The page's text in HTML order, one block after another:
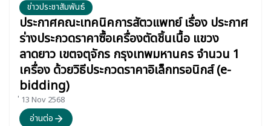
ข่าวประชาสัมพันธ์
ประกาศคณะเทคนิคการสัตวแพทย์ เรื่อง ประกาศ
ร่างประกวดราคาซื้อเครื่องตัดชิ้นเนื้อ แขวง
ลาดยาว เขตจตุจักร กรุงเทพมหานคร จำนวน 1
เครื่อง ด้วยวิธีประกวดราคาอิเล็กทรอนิกส์ (e-
bidding)
่ 13 Nov 2568
อ่านต่อ